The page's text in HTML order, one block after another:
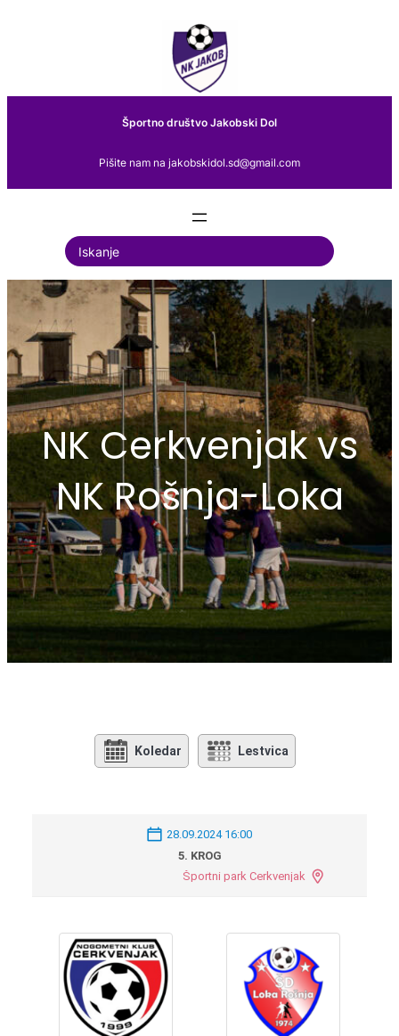
Športno društvo Jakobski Dol
Pišite nam na jakobskidol.sd@gmail.com
S
e
a
r
c
h
NK Cerkvenjak vs
NK Rošnja-Loka
Koledar Lestvica
28.09.2024 16:00
5. KROG
Športni park Cerkvenjak